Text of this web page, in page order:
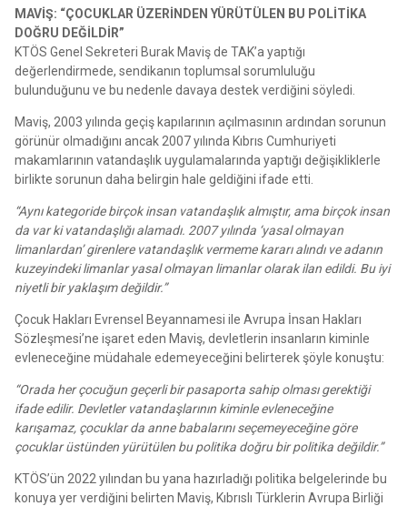
MAVİŞ: “ÇOCUKLAR ÜZERİNDEN YÜRÜTÜLEN BU POLİTİKA
DOĞRU DEĞİLDİR”
KTÖS Genel Sekreteri Burak Maviş de TAK’a yaptığı
değerlendirmede, sendikanın toplumsal sorumluluğu
bulunduğunu ve bu nedenle davaya destek verdiğini söyledi.
Maviş, 2003 yılında geçiş kapılarının açılmasının ardından sorunun
görünür olmadığını ancak 2007 yılında Kıbrıs Cumhuriyeti
makamlarının vatandaşlık uygulamalarında yaptığı değişikliklerle
birlikte sorunun daha belirgin hale geldiğini ifade etti.
“Aynı kategoride birçok insan vatandaşlık almıştır, ama birçok insan
da var ki vatandaşlığı alamadı. 2007 yılında ‘yasal olmayan
limanlardan’ girenlere vatandaşlık vermeme kararı alındı ve adanın
kuzeyindeki limanlar yasal olmayan limanlar olarak ilan edildi. Bu iyi
niyetli bir yaklaşım değildir.”
Çocuk Hakları Evrensel Beyannamesi ile Avrupa İnsan Hakları
Sözleşmesi’ne işaret eden Maviş, devletlerin insanların kiminle
evleneceğine müdahale edemeyeceğini belirterek şöyle konuştu:
“Orada her çocuğun geçerli bir pasaporta sahip olması gerektiği
ifade edilir. Devletler vatandaşlarının kiminle evleneceğine
karışamaz, çocuklar da anne babalarını seçemeyeceğine göre
çocuklar üstünden yürütülen bu politika doğru bir politika değildir.”
KTÖS’ün 2022 yılından bu yana hazırladığı politika belgelerinde bu
konuya yer verdiğini belirten Maviş, Kıbrıslı Türklerin Avrupa Birliği